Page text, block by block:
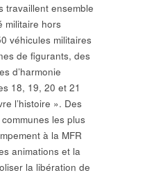
travaillent ensemble
militaire hors
véhicules militaires
de figurants, des
d’harmonie
18, 19, 20 et 21
l’histoire ». Des
les plus
à la MFR
animations et la
la libération de